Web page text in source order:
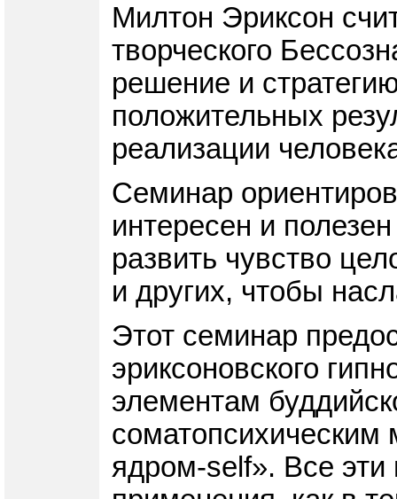
Милтон Эриксон
творческого
решение и
положительных
реализации
Семинар
интересен и
развить чувство
и других, чтобы
Этот семинар
эриксоновского
элементам
соматопсихическим
ядром-self». Все эти